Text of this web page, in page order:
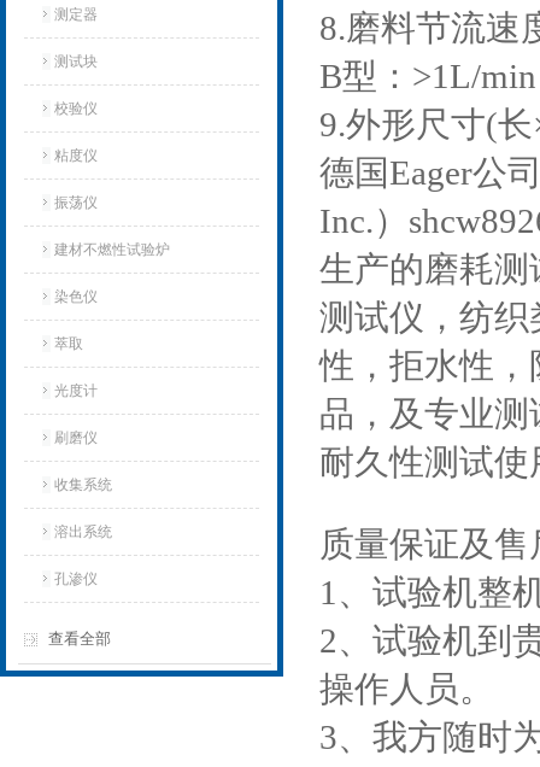
测定器
测试块
校验仪
粘度仪
振荡仪
建材不燃性试验炉
染色仪
萃取
光度计
刷磨仪
收集系统
溶出系统
孔渗仪
查看全部
8.磨料节流速
B型：>1L/min
9.外形尺寸(
德国Eager公
Inc.）
生产的磨耗
测试仪，纺
性，拒水性
品，及专业
耐久性测试使
质量保证及售
1、试验机整
2、试验机到
操作人员。
3、我方随时